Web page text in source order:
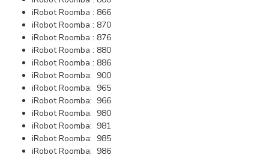
iRobot Roomba : 866
iRobot Roomba : 870
iRobot Roomba : 876
iRobot Roomba : 880
iRobot Roomba : 886
iRobot Roomba: 900
iRobot Roomba: 965
iRobot Roomba: 966
iRobot Roomba: 980
iRobot Roomba: 981
iRobot Roomba: 985
iRobot Roomba: 986